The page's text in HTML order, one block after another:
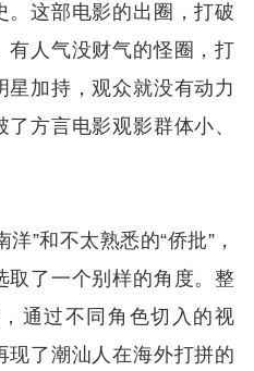
。这部电影的出圈，打破
有人气没财气的怪圈，打
加持，观众就没有动力
方言电影观影群体小、
”和不太熟悉的“侨批”，
取了一个别样的角度。整
通过不同角色切入的视
现了潮汕人在海外打拼的